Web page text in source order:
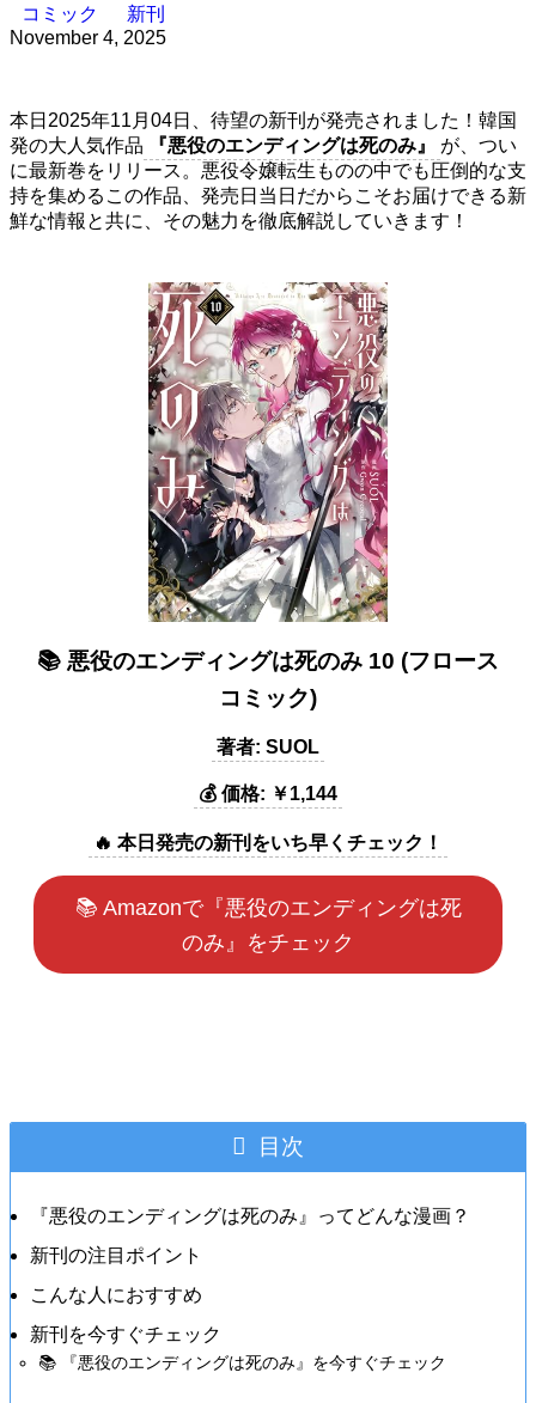
コミック
新刊
November 4, 2025
本日2025年11月04日、待望の新刊が発売されました！韓国
発の大人気作品
『悪役のエンディングは死のみ』
が、つい
に最新巻をリリース。悪役令嬢転生ものの中でも圧倒的な支
持を集めるこの作品、発売日当日だからこそお届けできる新
鮮な情報と共に、その魅力を徹底解説していきます！
📚 悪役のエンディングは死のみ 10 (フロース
コミック)
著者: SUOL
💰 価格: ￥1,144
🔥 本日発売の新刊をいち早くチェック！
📚 Amazonで『悪役のエンディングは死
のみ』をチェック
目次
『悪役のエンディングは死のみ』ってどんな漫画？
新刊の注目ポイント
こんな人におすすめ
新刊を今すぐチェック
📚 『悪役のエンディングは死のみ』を今すぐチェック